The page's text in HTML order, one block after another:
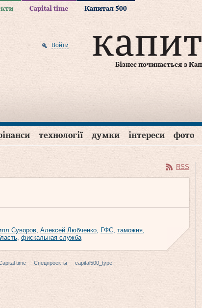
Capital time Капитал 500
Бізнес починається з
Войти
технології думки інтереси фото
RSS
Суворов, Алексей Любченко, ГФС, таможня,
, фискальная служба
time Спецпроекты capital500_type